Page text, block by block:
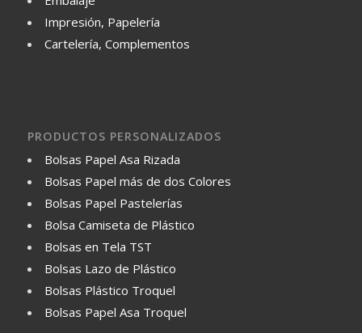
Impresión, Papelería
Cartelería, Complementos
PRODUCTOS PERSONALIZADOS
Bolsas Papel Asa Rizada
Bolsas Papel más de dos Colores
Bolsas Papel Pastelerías
Bolsa Camiseta de Plástico
Bolsas en Tela TST
Bolsas Lazo de Plástico
Bolsas Plástico Troquel
Bolsas Papel Asa Troquel